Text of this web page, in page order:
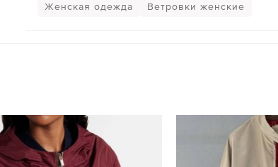
Женская одежда
Ветровки женские